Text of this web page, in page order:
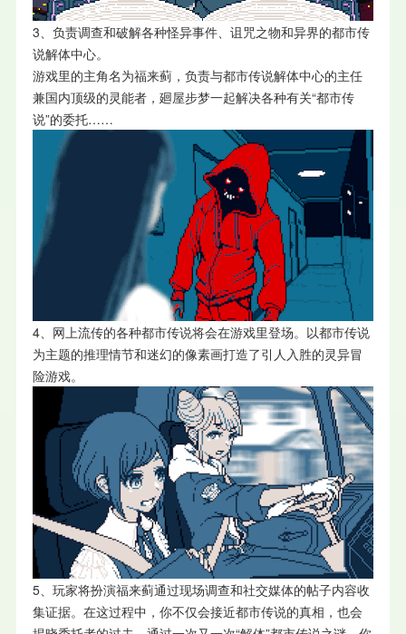
3、负责调查和破解各种怪异事件、诅咒之物和异界的都市传
说解体中心。
游戏里的主角名为福来蓟，负责与都市传说解体中心的主任
兼国内顶级的灵能者，廻屋步梦一起解决各种有关“都市传
说”的委托……
4、网上流传的各种都市传说将会在游戏里登场。以都市传说
为主题的推理情节和迷幻的像素画打造了引人入胜的灵异冒
险游戏。
5、玩家将扮演福来蓟通过现场调查和社交媒体的帖子内容收
集证据。在这过程中，你不仅会接近都市传说的真相，也会